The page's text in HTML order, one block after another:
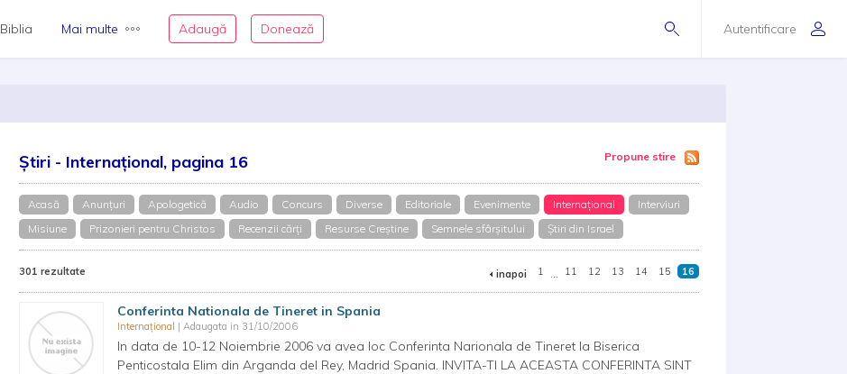
Autentificare
Biblia Mai multe Adaugă Donează
Știri - Internațional, pagina 16 Propune stire
Acasă Anunțuri Apologetică Audio Concurs Diverse Editoriale Evenimente Internațional
Interviuri
Misiune
Prizonieri pentru Christos Recenzii cărți Resurse Creștine Semnele sfârșitului Știri din Israel
301 rezultate inapoi 1 ... 11 12 13 14 15 16
Conferinta Nationala de Tineret in Spania
Internațional | Adaugata in 31/10/2006
In data de 10-12 Noiembrie 2006 va avea loc Conferinta Narionala de Tineret la Biserica
Penticostala Elim din Arganda del Rey, Madrid Spania. INVITA-TI LA ACEASTA CONFERINTA SINT